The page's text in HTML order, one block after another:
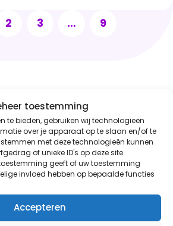
toestemming
te bieden, gebruiken wij technologieën
over je apparaat op te slaan en/of te
met deze technologieën kunnen
of unieke ID's op deze site
geeft of uw toestemming
invloed hebben op bepaalde functies
Accepteren
Dan hebben wij de uitdaging
2 3 … 9
met de
open sollicitatie, dan helpen